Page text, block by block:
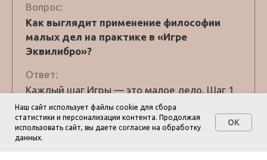
Вопрос:
Как выглядит применение философии
малых дел на практике в «Игре
Эквилибро»?
Ответ:
Каждый шаг Игры — это малое дело. Шаг 1
(назвать состояние) занимает секунду, Шаг
2 — несколько секунд, Шаг 3 — три вдоха,
Шаг 4 — десять секунд удержания полюсов.
Наш сайт использует файлы cookie для сбора
статистики и персонализации контента. Продолжая
использовать сайт, вы даете согласие на обработку
данных.
OK